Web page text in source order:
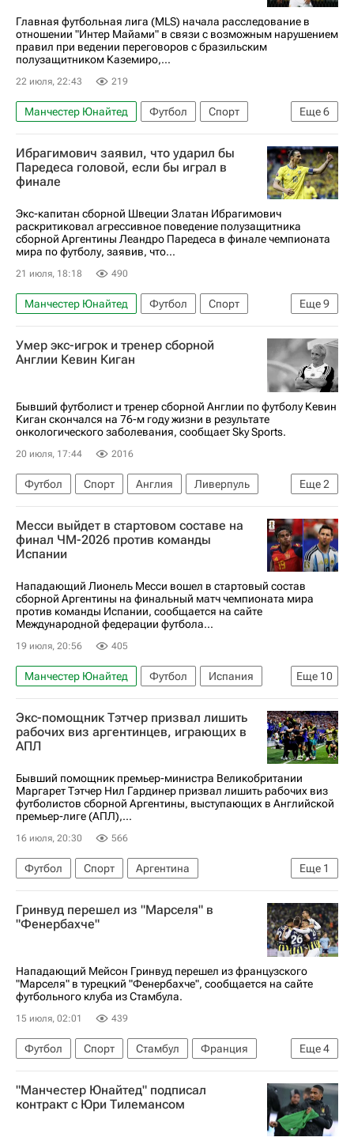
АПЛ 2026-2027 (Чемпионат Англии по футболу)
Чемпионат Испании по футболу
Барселона
Бавария
Бундеслига
Роберт Левандовский
Антуан Гризманн
Юри Тилеманс
Эндрю Робертсон
Марк Кукурелья
Бернарду Силва
Ибраима Конате
Авторы РИА Новости Спорт
Материалы РИА Спорт
Трансферы
Трансферы в Бундеслиге
Трансферы в Серии А
Главная футбольная лига (MLS) начала расследование в
отношении "Интер Майами" в связи с возможным нарушением
правил при ведении переговоров с бразильским
полузащитником Каземиро,...
22 июля, 22:43 219
Еще6
Манчестер Юнайтед Футбол
Спорт
Испания
Каземиро
Интер
Лос-Анджелес Гэлакси
Лига чемпионов УЕФА 2026-2027
Major League Soccer 2025
Ибрагимович заявил, что ударил бы
Паредеса головой, если бы играл в
финале
Экс-капитан сборной Швеции Златан Ибрагимович
раскритиковал агрессивное поведение полузащитника
сборной Аргентины Леандро Паредеса в финале чемпионата
мира по футболу, заявив, что...
21 июля, 18:18 490
Еще9
Манчестер Юнайтед Футбол
Спорт
Испания
Швеция
Аргентина
ЧМ по футболу 2026
Златан Ибрагимович
Пари Сен-Жермен (ПСЖ)
Зенит
Умер экс-игрок и тренер сборной
Англии Кевин Киган
Бывший футболист и тренер сборной Англии по футболу Кевин
Киган скончался на 76-м году жизни в результате
онкологического заболевания, сообщает Sky Sports.
20 июля, 17:44 2016
Еще2
Футбол Спорт Англия
Ливерпуль
Гамбург
Саутгемптон
Месси выйдет в стартовом составе на
финал ЧМ-2026 против команды
Испании
Нападающий Лионель Месси вошел в стартовый состав
сборной Аргентины на финальный матч чемпионата мира
против команды Испании, сообщается на сайте
Международной федерации футбола...
19 июля, 20:56 405
Еще 10
Манчестер Юнайтед Футбол
Испания
Лионель Месси
Эмилиано Мартинес (1985)
Николас Тальяфико
Интер
Астон Вилла
Чемпионат мира по футболу (до 17 лет)
ЧМ по футболу 2026
Major League Soccer 2025
Спорт
Аргентина
Экс-помощник Тэтчер призвал лишить
рабочих виз аргентинцев, играющих в
АПЛ
Бывший помощник премьер-министра Великобритании
Маргарет Тэтчер Нил Гардинер призвал лишить рабочих виз
футболистов сборной Аргентины, выступающих в Английской
премьер-лиге (АПЛ),...
16 июля, 20:30 566
Еще 1
Футбол Спорт
Аргентина
Великобритания
Гринвуд перешел из "Марселя" в
"Фенербахче"
Нападающий Мейсон Гринвуд перешел из французского
"Марселя" в турецкий "Фенербахче", сообщается на сайте
футбольного клуба из Стамбула.
15 июля, 02:01 439
Еще4
Футбол Спорт Стамбул
Франция
Мейсон Гринвуд
Фенербахче
Хетафе
Чемпионат Франции по футболу (Лига 1)
"Манчестер Юнайтед" подписал
контракт с Юри Тилемансом